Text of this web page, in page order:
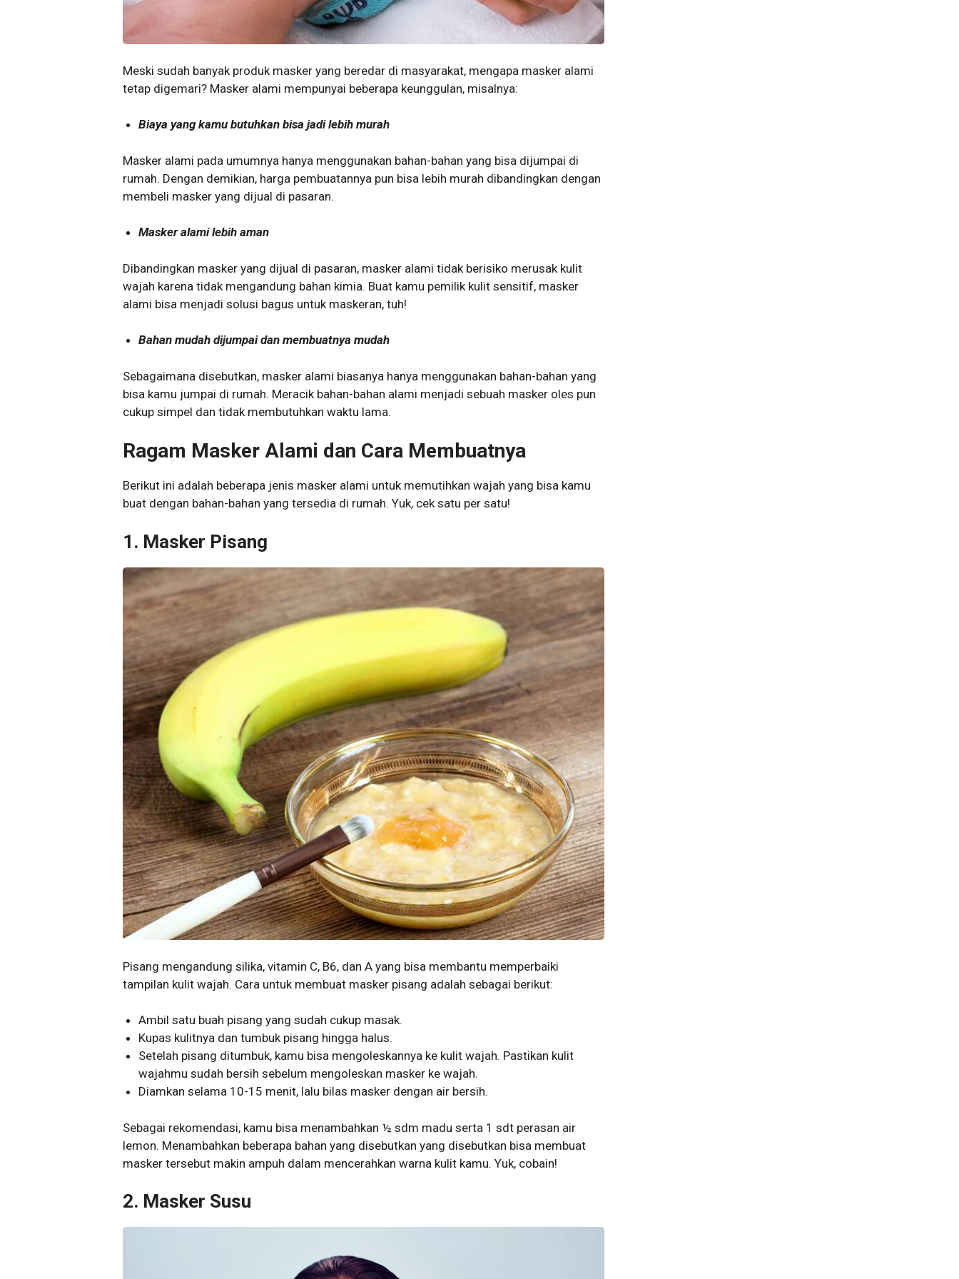
Meski sudah banyak produk masker yang beredar di masyarakat, mengapa masker alami
tetap digemari? Masker alami mempunyai beberapa keunggulan, misalnya:
Biaya yang kamu butuhkan bisa jadi lebih murah
Masker alami pada umumnya hanya menggunakan bahan-bahan yang bisa dijumpai di
rumah. Dengan demikian, harga pembuatannya pun bisa lebih murah dibandingkan dengan
membeli masker yang dijual di pasaran.
Masker alami lebih aman
Dibandingkan masker yang dijual di pasaran, masker alami tidak berisiko merusak kulit
wajah karena tidak mengandung bahan kimia. Buat kamu pemilik kulit sensitif, masker
alami bisa menjadi solusi bagus untuk maskeran, tuh!
Bahan mudah dijumpai dan membuatnya mudah
Sebagaimana disebutkan, masker alami biasanya hanya menggunakan bahan-bahan yang
bisa kamu jumpai di rumah. Meracik bahan-bahan alami menjadi sebuah masker oles pun
cukup simpel dan tidak membutuhkan waktu lama.
Ragam Masker Alami dan Cara Membuatnya
Berikut ini adalah beberapa jenis masker alami untuk memutihkan wajah yang bisa kamu
buat dengan bahan-bahan yang tersedia di rumah. Yuk, cek satu per satu!
1. Masker Pisang
Pisang mengandung silika, vitamin C, B6, dan A yang bisa membantu memperbaiki
tampilan kulit wajah. Cara untuk membuat masker pisang adalah sebagai berikut:
Ambil satu buah pisang yang sudah cukup masak.
Kupas kulitnya dan tumbuk pisang hingga halus.
Setelah pisang ditumbuk, kamu bisa mengoleskannya ke kulit wajah. Pastikan kulit
wajahmu sudah bersih sebelum mengoleskan masker ke wajah.
Diamkan selama 10-15 menit, lalu bilas masker dengan air bersih.
Sebagai rekomendasi, kamu bisa menambahkan ½ sdm madu serta 1 sdt perasan air
lemon. Menambahkan beberapa bahan yang disebutkan yang disebutkan bisa membuat
masker tersebut makin ampuh dalam mencerahkan warna kulit kamu. Yuk, cobain!
2. Masker Susu